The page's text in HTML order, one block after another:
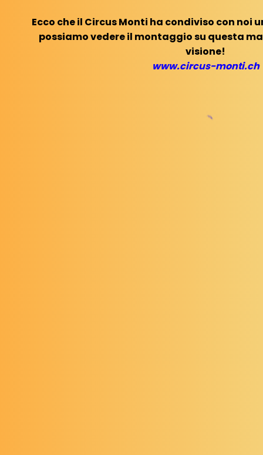
Ecco che il Circus Monti ha condiviso con noi
possiamo vedere il montaggio su questa
visione!
www.circus-monti.ch